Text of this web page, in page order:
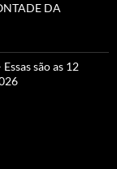
DA
são as 12